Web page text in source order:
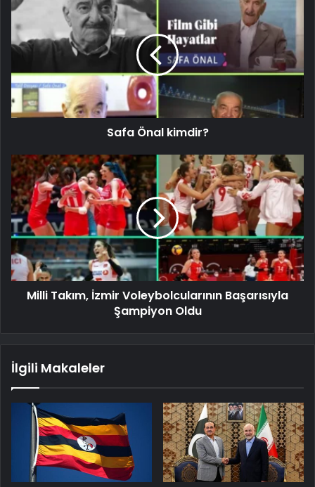
Safa Önal kimdir?
Milli Takım, İzmir Voleybolcularının Başarısıyla
Şampiyon Oldu
İlgili Makaleler